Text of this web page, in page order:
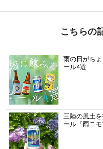
こちらの
雨の日がち
ール4選
三陸の風土
ール『雨ニモ